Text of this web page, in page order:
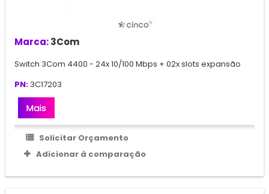
Marca:3Com
Switch 3Com 4400 - 24x 10/100 Mbps + 02x slots expansão
PN: 3C17203
Mais
Solicitar Orçamento
Adicionar à comparação